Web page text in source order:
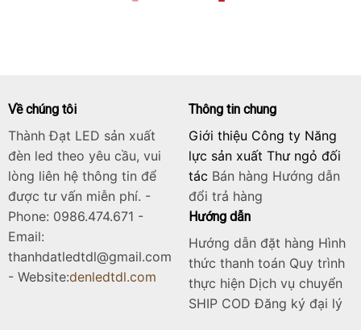
Về chúng tôi
Thành Đạt LED sản xuất
đèn led theo yêu cầu, vui
lòng liên hệ thông tin để
được tư vấn miễn phí. -
Phone: 0986.474.671 -
Email:
thanhdatledtdl@gmail.com
- Website:denledtdl.com
Thông tin chung
Giới thiệu Công ty Năng
lực sản xuất Thư ngỏ đối
tác Bán hàng Hướng dẫn
đổi trả hàng
Hướng dẫn
Hướng dẫn đặt hàng Hình
thức thanh toán Quy trình
thực hiện Dịch vụ chuyển
SHIP COD Đăng ký đại lý